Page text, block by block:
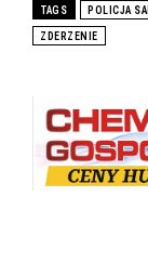
TAGS POLICJA
ZDERZENIE